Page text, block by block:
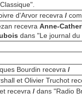
d'Arvor recevra /
recevra Anne-
dans "Le journal du
Bourdin recevra /
et Olivier Truchot
recevra / dans "Radio